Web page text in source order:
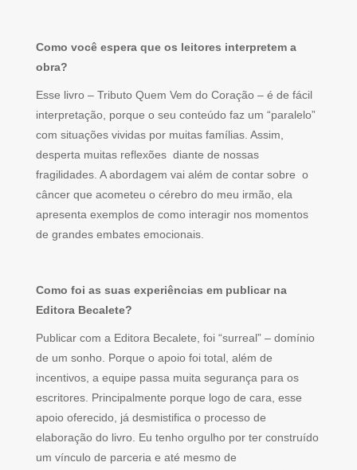
Como você espera que os leitores interpretem a
obra?
Esse livro – Tributo Quem Vem do Coração – é de fácil
interpretação, porque o seu conteúdo faz um “paralelo”
com situações vividas por muitas famílias. Assim,
desperta muitas reflexões diante de nossas
fragilidades. A abordagem vai além de contar sobre o
câncer que acometeu o cérebro do meu irmão, ela
apresenta exemplos de como interagir nos momentos
de grandes embates emocionais.
Como foi as suas experiências em publicar na
Editora Becalete?
Publicar com a Editora Becalete, foi “surreal” – domínio
de um sonho. Porque o apoio foi total, além de
incentivos, a equipe passa muita segurança para os
escritores. Principalmente porque logo de cara, esse
apoio oferecido, já desmistifica o processo de
elaboração do livro. Eu tenho orgulho por ter construído
um vínculo de parceria e até mesmo de